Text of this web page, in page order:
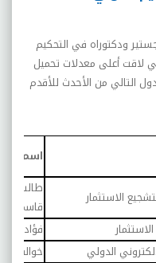
ودكتوراه في التحكيم
لاقت أعلى معدلات تحميل
التالي من الأحدث للأقدم
اسم
الاستثمار
طالب،
قاسم
فؤاد،
الدولي